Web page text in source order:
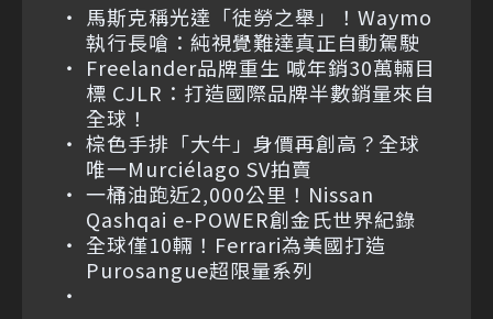
馬斯克稱光達「徒勞之舉」！Waymo
執行長嗆：純視覺難達真正自動駕駛
Freelander品牌重生 喊年銷30萬輛目
標 CJLR：打造國際品牌半數銷量來自
全球！
棕色手排「大牛」身價再創高？全球
唯一Murciélago SV拍賣
一桶油跑近2,000公里！Nissan
Qashqai e-POWER創金氏世界紀錄
全球僅10輛！Ferrari為美國打造
Purosangue超限量系列